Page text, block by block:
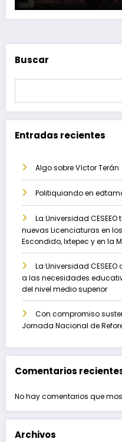
Buscar
Entradas recientes
Algo sobre Víctor Terán
Politiquiando en
La Universidad
nuevas Licenciaturas en
Escondido, Ixtepec y en la
La Universidad
a las necesidades
del nivel medio superior
Con compromiso
Jornada Nacional de
Comentarios
No hay comentarios que
Archivos